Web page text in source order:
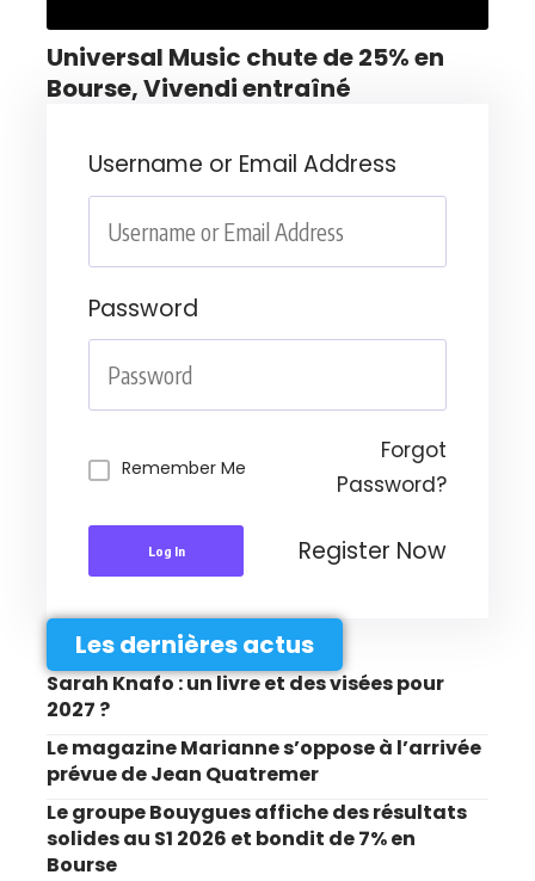
Universal Music chute de 25% en
Bourse, Vivendi entraîné
Username or Email Address
Password
Remember Me
Forgot
Password?
Log In Register Now
Les dernières actus
Sarah Knafo : un livre et des visées pour
2027 ?
Le magazine Marianne s’oppose à l’arrivée
prévue de Jean Quatremer
Le groupe Bouygues affiche des résultats
solides au S1 2026 et bondit de 7% en
Bourse